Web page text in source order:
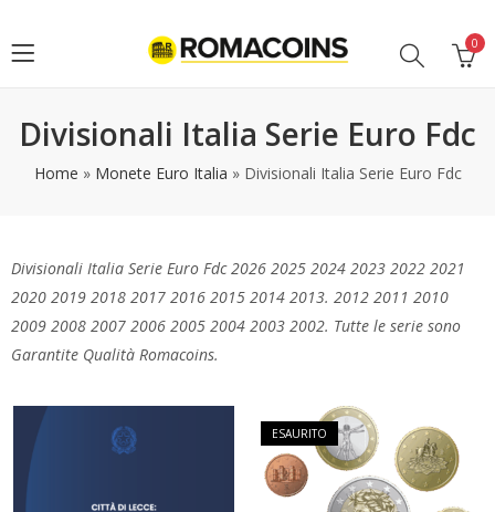
0
Divisionali Italia Serie Euro Fdc
Home » Monete Euro Italia » Divisionali Italia Serie Euro Fdc
Divisionali Italia Serie Euro Fdc 2026 2025 2024 2023 2022 2021
2020 2019 2018 2017 2016 2015 2014 2013. 2012 2011 2010
2009 2008 2007 2006 2005 2004 2003 2002. Tutte le serie sono
Garantite Qualità Romacoins.
ESAURITO